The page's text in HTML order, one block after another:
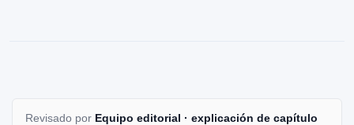
Revisado por Equipo editorial · explicación de capítulo